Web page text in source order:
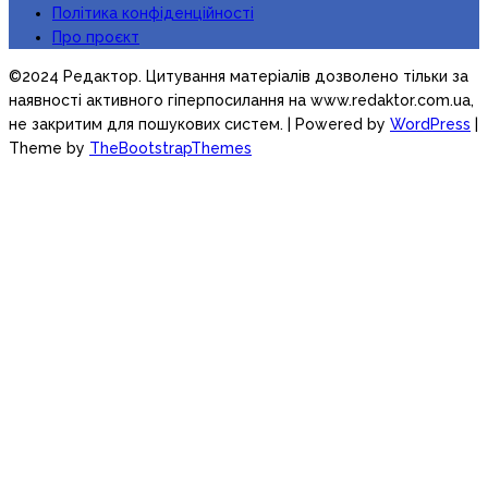
Політика конфіденційності
Про проєкт
©2024 Редактор. Цитування матеріалів дозволено тільки за
наявності активного гіперпосилання на www.redaktor.com.ua,
не закритим для пошукових систем. | Powered by WordPress
Theme by TheBootstrapThemes